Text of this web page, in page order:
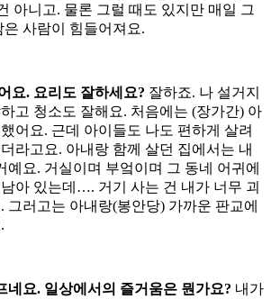
아니고. 물론 그럴 때도 있지만 매일 그
사람이 힘들어져요.
요. 요리도 잘하세요? 잘하죠. 나 설거지
고 청소도 잘해요. 처음에는 (장가간) 아
어요. 근데 아이들도 나도 편하게 살려
라고요. 아내랑 함께 살던 집에서는 내
예요. 거실이며 부엌이며 그 동네 어귀에
아 있는데…. 거기 사는 건 내가 너무 괴
그러고는 아내랑(봉안당) 가까운 판교에
네요. 일상에서의 즐거움은 뭔가요? 내가